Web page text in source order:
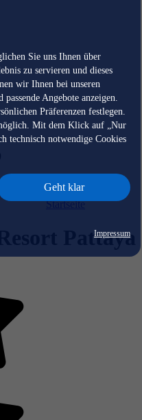
Sie uns Ihnen über
zu servieren und dieses
wir Ihnen bei unseren
Angebote anzeigen.
Präferenzen festlegen.
Mit dem Klick auf „Nur
technisch notwendige Cookies
Geht klar
Impressum
Startseite
Pattaya